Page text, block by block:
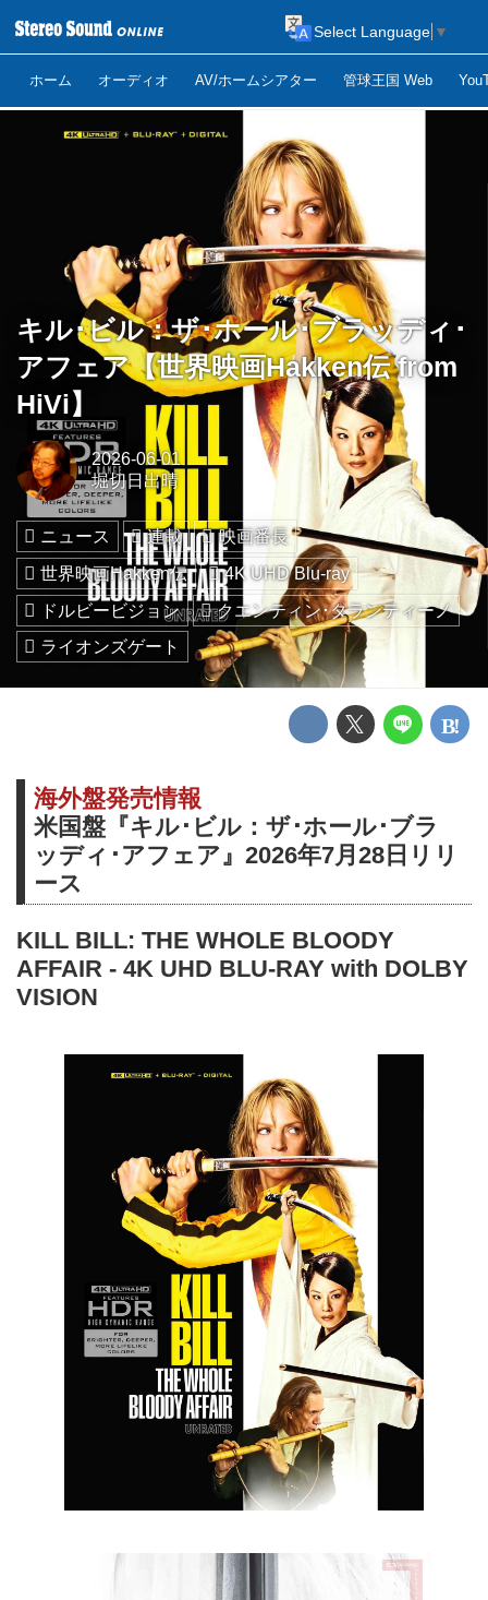
ホーム オーディオ AV/ホームシアター 管球王国 Web
Select Language ▼
キル･ビル：ザ･ホール･ブラッディ･
アフェア【世界映画Hakken伝 from
HiVi】
2026-06-01
堀切日出晴
ニュース 連載
映画番長
世界映画Hakken伝
4K UHD Blu-ray
ドルビービジョン
クエンティン･タランティーノ
ライオンズゲート
海外盤発売情報
米国盤『キル･ビル：ザ･ホール･ブラ
ッディ･アフェア』2026年7月28日リリ
ース
KILL BILL: THE WHOLE BLOODY
AFFAIR - 4K UHD BLU-RAY with DOLBY
VISION